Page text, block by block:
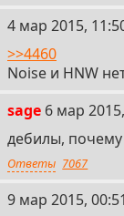
91
4 мар 2015,
>>4460
Noise и HNW
sage 92
6 мар
дебилы, почему
Ответы 7067
93
9 мар 2015, 00:51